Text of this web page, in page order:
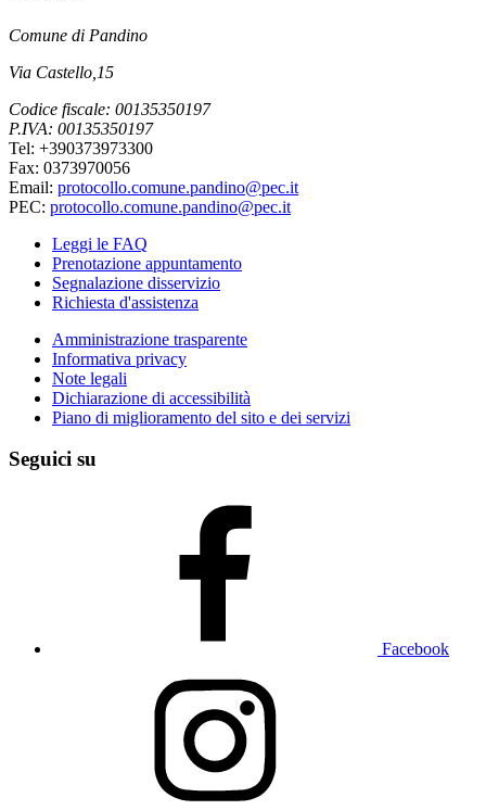
Comune di Pandino
Via Castello,15
Codice fiscale: 00135350197
P.IVA: 00135350197
Tel: +390373973300
Fax: 0373970056
Email: protocollo.comune.pandino@pec.it
PEC: protocollo.comune.pandino@pec.it
Leggi le FAQ
Prenotazione appuntamento
Segnalazione disservizio
Richiesta d'assistenza
Amministrazione trasparente
Informativa privacy
Note legali
Dichiarazione di accessibilità
Piano di miglioramento del sito e dei servizi
Seguici su
Facebook